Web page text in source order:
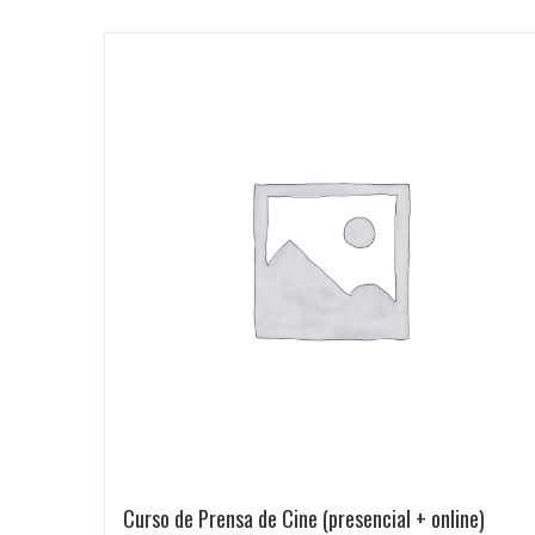
Curso de Prensa de Cine (presencial + online)